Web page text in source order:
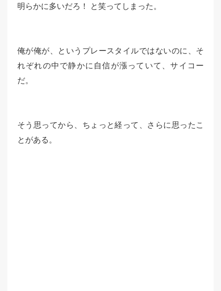
明らかに多いだろ！ と笑ってしまった。
俺が俺が、というプレースタイルではないのに、そ
れぞれの中で静かに自信が漲っていて、サイコー
だ。
そう思ってから、ちょっと経って、さらに思ったこ
とがある。